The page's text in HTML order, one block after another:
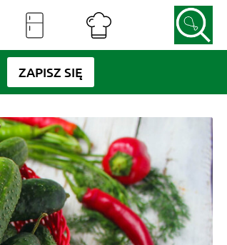
ZAPISZ SIĘ